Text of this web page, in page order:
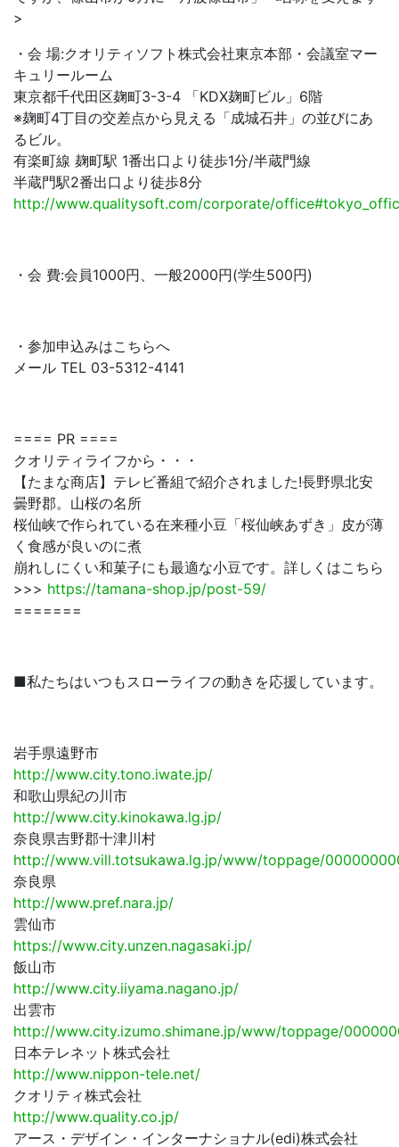
>
・会 場:クオリティソフト株式会社東京本部・会議室マー
キュリールーム
東京都千代田区麹町3-3-4 「KDX麹町ビル」6階
※麹町4丁目の交差点から見える「成城石井」の並びにあ
るビル。
有楽町線 麹町駅 1番出口より徒歩1分/半蔵門線
半蔵門駅2番出口より徒歩8分
http://www.qualitysoft.com/corporate/
・会 費:会員1000円、一般2000円(学生500円)
・参加申込みはこちらへ
メール TEL 03-5312-4141
==== PR ====
クオリティライフから・・・
【たまな商店】テレビ番組で紹介されました!長野県北安
曇野郡。山桜の名所
桜仙峡で作られている在来種小豆「桜仙峡あずき」皮が薄
く食感が良いのに煮
崩れしにくい和菓子にも最適な小豆です。詳しくはこちら
>>> https://tamana-shop.jp/post-59/
=======
■私たちはいつもスローライフの動きを応援しています。
岩手県遠野市
http://www.city.tono.iwate.jp/
和歌山県紀の川市
http://www.city.kinokawa.lg.jp/
奈良県吉野郡十津川村
http://www.vill.totsukawa.lg.jp/www/toppage/
奈良県
http://www.pref.nara.jp/
雲仙市
https://www.city.unzen.nagasaki.jp/
飯山市
http://www.city.iiyama.nagano.jp/
出雲市
http://www.city.izumo.shimane.jp/www/toppage/
日本テレネット株式会社
http://www.nippon-tele.net/
クオリティ株式会社
http://www.quality.co.jp/
アース・デザイン・インターナショナル(edi)株式会社